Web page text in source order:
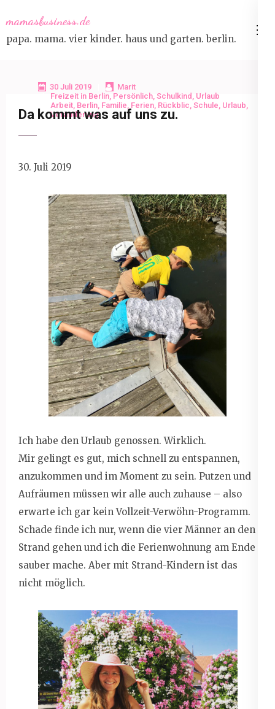
to
content
mamasbusiness.de
papa. mama. vier kinder. haus und garten. berlin.
30 Juli 2019
Marit
Freizeit in Berlin, Persönlich, Schulkind , Urlaub
Arbeit, Berlin, Familie, Ferien, Rückblic, Schule, Urlaub,
Veränderung
Da kommt was auf uns zu.
30. Juli 2019
Ich habe den Urlaub genossen. Wirklich.
Mir gelingt es gut, mich schnell zu entspannen,
anzukommen und im Moment zu sein. Putzen und
Aufräumen müssen wir alle auch zuhause – also
erwarte ich gar kein Vollzeit-Verwöhn-Programm.
Schade finde ich nur, wenn die vier Männer an den
Strand gehen und ich die Ferienwohnung am Ende
sauber mache. Aber mit Strand-Kindern ist das
nicht möglich.